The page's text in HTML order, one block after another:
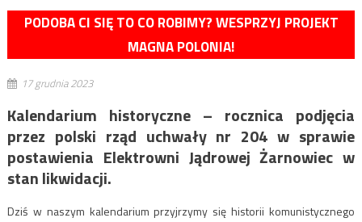
PODOBA CI SIĘ TO CO ROBIMY? WESPRZYJ PROJEKT
MAGNA POLONIA!
17 grudnia 2023
Kalendarium historyczne – rocznica podjęcia
przez polski rząd uchwały nr 204 w sprawie
postawienia Elektrowni Jądrowej Żarnowiec w
stan likwidacji.
Dziś w naszym kalendarium przyjrzymy się historii komunistycznego